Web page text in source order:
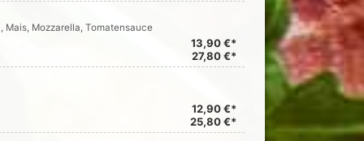
Mais, Mozzarella, Tomatensauce
13,90 €*
27,80 €*
12,90 €*
25,80 €*